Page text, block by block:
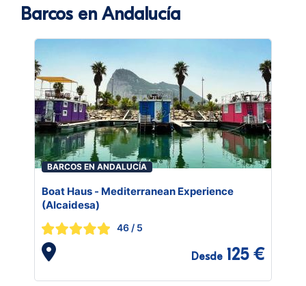
Barcos en Andalucía
BARCOS EN ANDALUCÍA
Boat Haus - Mediterranean Experience
(Alcaidesa)
46 / 5
Desde 125 €